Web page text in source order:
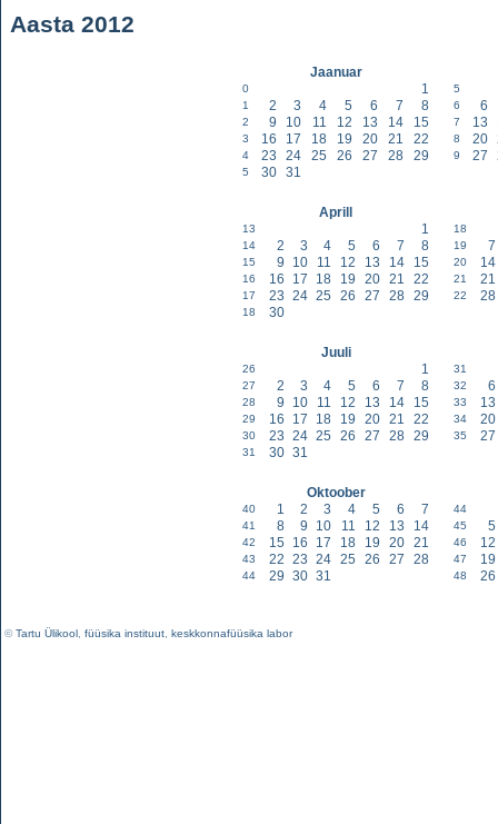
Aasta 2012
Jaanuar
0 1
1 2 3 4 5 6 7 8
2 9 10 11 12 13 14 15
3 16 17 18 19 20 21 22
4 23 24 25 26 27 28 29
5 30 31
5
6
6
7 13
8 20
9 27
Aprill
13 1
14 2 3 4 5 6 7 8
15 9 10 11 12 13 14 15
16 16 17 18 19 20 21 22
17 23 24 25 26 27 28 29
18 30
18
19
7
20 14
21 21
22 28
Juuli
26 1
27 2 3 4 5 6 7 8
28 9 10 11 12 13 14 15
29 16 17 18 19 20 21 22
30 23 24 25 26 27 28 29
31 30 31
31
32
6
33 13
34 20
35 27
Oktoober
40 1 2 3 4 5 6 7
41 8 9 10 11 12 13 14
42 15 16 17 18 19 20 21
43 22 23 24 25 26 27 28
44 29 30 31
44
45
5
46 12
47 19
48 26
©Tartu Ülikool füüsika instituut keskkonnafüüsika labor